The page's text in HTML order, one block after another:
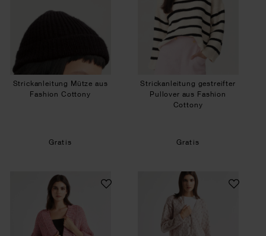
Strickanleitung Mütze aus
Fashion Cottony
Gratis
Strickanleitung gestreifter
Pullover aus Fashion
Cottony
Gratis
Strickanleitung Kimono-Jacke mit Beilaufgarn
Strickanleitung